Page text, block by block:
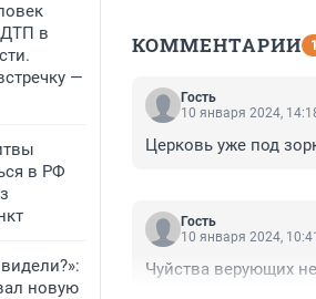
в
—
в РФ
новую
КОММЕНТАРИИ
Гость
10 января 2024,
Церковь уже под
Гость
10 января 2024, 10:41
Чуйства верующих